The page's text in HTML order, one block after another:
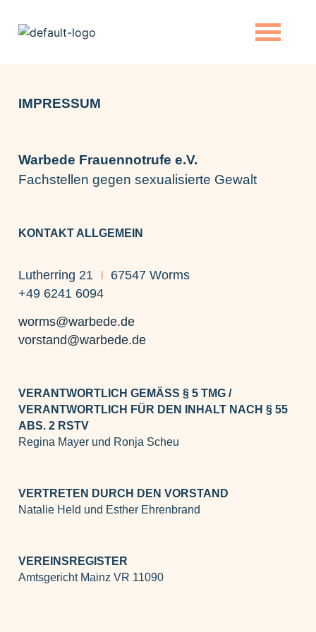
IMPRESSUM
Warbede Frauennotrufe e.V.
Fachstellen gegen sexualisierte Gewalt
KONTAKT ALLGEMEIN
Lutherring 21 I 67547 Worms
+49 6241 6094
worms@warbede.de
vorstand@warbede.de
VERANTWORTLICH GEMÄSS § 5 TMG /
VERANTWORTLICH FÜR DEN INHALT NACH § 55
ABS. 2 RSTV
Regina Mayer und Ronja Scheu
VERTRETEN DURCH DEN VORSTAND
Natalie Held und Esther Ehrenbrand
VEREINSREGISTER
Amtsgericht Mainz VR 11090